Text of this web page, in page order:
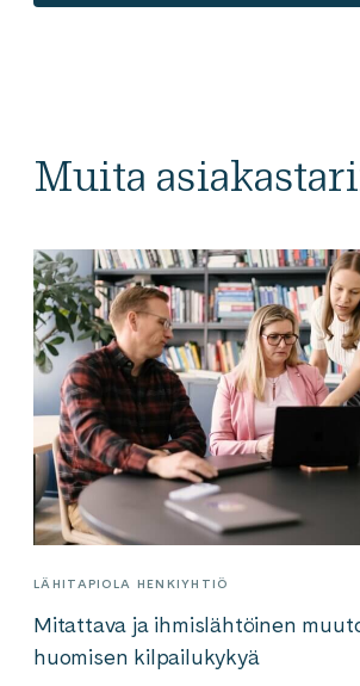
Muita
LÄHITAPIOLA HENKIYHTIÖ
Mitattava ja ihmislähtöinen
huomisen kilpailukykyä